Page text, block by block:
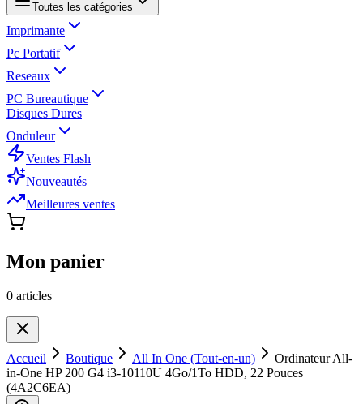
Toutes les catégories
Imprimante
Pc Portatif
Reseaux
PC Bureautique
Disques Dures
Onduleur
Ventes Flash
Nouveautés
Meilleures ventes
Mon panier
0 articles
Accueil Boutique All In One (Tout-en-un)
Ordinateur All-
in-One HP 200 G4 i3-10110U 4Go/1To HDD, 22 Pouces
(4A2C6EA)